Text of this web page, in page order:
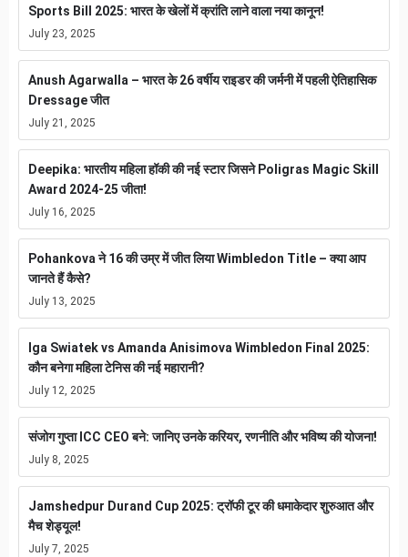
Sports Bill 2025: भारत के खेलों में क्रांति लाने वाला नया कानून!
July 23, 2025
Anush Agarwalla – भारत के 26 वर्षीय राइडर की जर्मनी में पहली ऐतिहासिक
Dressage जीत
July 21, 2025
Deepika: भारतीय महिला हॉकी की नई स्टार जिसने Poligras Magic Skill
Award 2024-25 जीता!
July 16, 2025
Pohankova ने 16 की उम्र में जीत लिया Wimbledon Title – क्या आप
जानते हैं कैसे?
July 13, 2025
Iga Swiatek vs Amanda Anisimova Wimbledon Final 2025:
कौन बनेगा महिला टेनिस की नई महारानी?
July 12, 2025
संजोग गुप्ता ICC CEO बने: जानिए उनके करियर, रणनीति और भविष्य की योजना!
July 8, 2025
Jamshedpur Durand Cup 2025: ट्रॉफी टूर की धमाकेदार शुरुआत और
मैच शेड्यूल!
July 7, 2025